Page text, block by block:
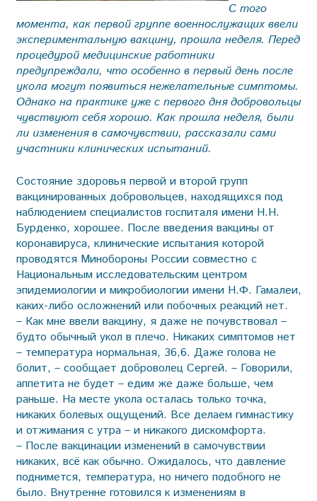
С того
момента, как первой группе военнослужащих ввели
экспериментальную вакцину, прошла неделя. Перед
процедурой медицинские работники
предупреждали, что особенно в первый день после
укола могут появиться нежелательные симптомы.
Однако на практике уже с первого дня добровольцы
чувствуют себя хорошо. Как прошла неделя, были
ли изменения в самочувствии, рассказали сами
участники клинических испытаний.
Состояние здоровья первой и второй групп
вакцинированных добровольцев, находящихся под
наблюдением специалистов госпиталя имени Н.Н.
Бурденко, хорошее. После введения вакцины от
коронавируса, клинические испытания которой
проводятся Минобороны России совместно с
Национальным исследовательским центром
эпидемиологии и микробиологии имени Н.Ф. Гамалеи,
каких-либо осложнений или побочных реакций нет.
– Как мне ввели вакцину, я даже не почувствовал –
будто обычный укол в плечо. Никаких симптомов нет
– температура нормальная, 36,6. Даже голова не
болит, – сообщает доброволец Сергей. – Говорили,
аппетита не будет – едим же даже больше, чем
раньше. На месте укола осталась только точка,
никаких болевых ощущений. Все делаем гимнастику
и отжимания с утра – и никакого дискомфорта.
– После вакцинации изменений в самочувствии
никаких, всё как обычно. Ожидалось, что давление
поднимется, температура, но ничего подобного не
было. Внутренне готовился к изменениям в